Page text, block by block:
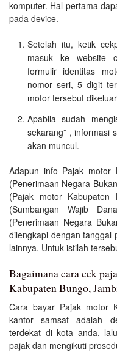
komputer. Hal pertama
pada device.
Setelah itu, ketik
masuk ke website
formulir identitas
nomor seri, 5 digit
motor tersebut
Apabila sudah
sekarang” , informasi
akan muncul.
Adapun info Pajak motor
(Penerimaan Negara
(Pajak motor Kabupaten
(Sumbangan Wajib
(Penerimaan Negara
dilengkapi dengan tanggal
lainnya. Untuk istilah
Bagaimana cara cek
Kabupaten Bungo,
Cara bayar Pajak motor
kantor samsat adalah
terdekat di kota anda,
pajak dan mengikuti